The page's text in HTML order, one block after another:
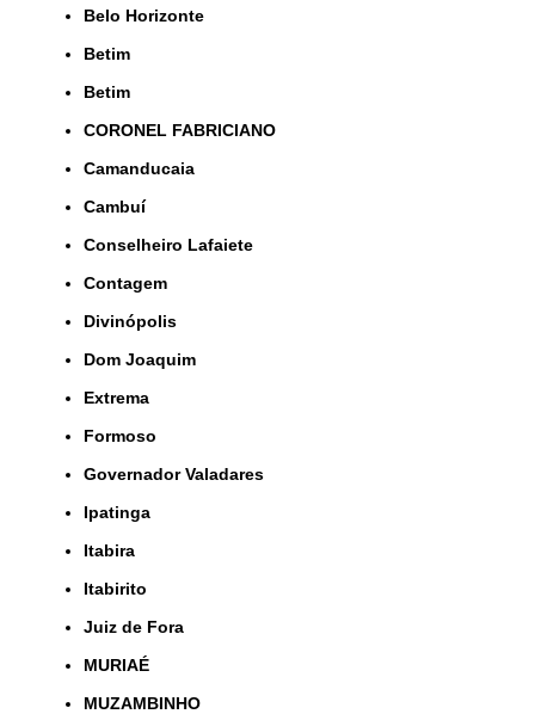
Belo Horizonte
Betim
Betim
CORONEL FABRICIANO
Camanducaia
Cambuí
Conselheiro Lafaiete
Contagem
Divinópolis
Dom Joaquim
Extrema
Formoso
Governador Valadares
Ipatinga
Itabira
Itabirito
Juiz de Fora
MURIAÉ
MUZAMBINHO